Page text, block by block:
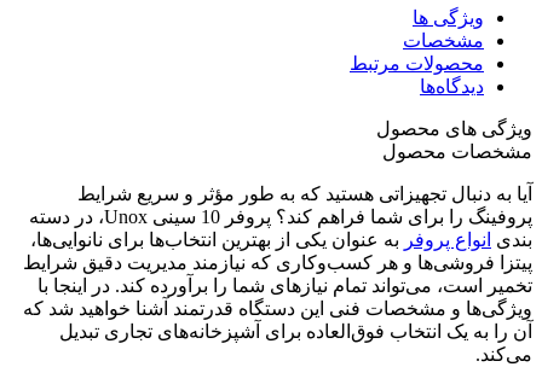
ویژگی ها
مشخصات
محصولات مرتبط
دیدگاه‌ها
ویژگی های محصول
مشخصات محصول
آیا به دنبال تجهیزاتی هستید که به طور مؤثر و سریع شرایط
پروفینگ را برای شما فراهم کند؟ پروفر 10 سینی Unox، در دسته
بندی انواع پروفر به عنوان یکی از بهترین انتخاب‌ها برای نانوایی‌ها،
پیتزا فروشی‌ها و هر کسب‌وکاری که نیازمند مدیریت دقیق شرایط
تخمیر است، می‌تواند تمام نیازهای شما را برآورده کند. در اینجا با
ویژگی‌ها و مشخصات فنی این دستگاه قدرتمند آشنا خواهید شد که
آن را به یک انتخاب فوق‌العاده برای آشپزخانه‌های تجاری تبدیل
می‌کند.